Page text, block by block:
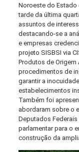
Noroeste do Estado
tarde da última
assuntos de
destacando-se a
e empresas
projeto SISBSI via
Produtos de Origem
procedimentos de
garantir a
estabelecimentos
Também foi
abordaram sobre o
Deputados
parlamentar para o
construção da